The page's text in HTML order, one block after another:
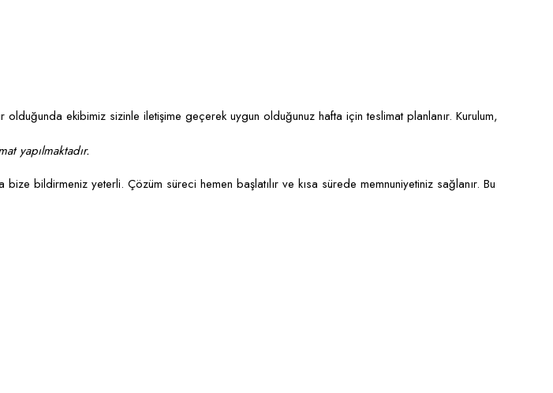
ekibimiz sizinle iletişime geçerek uygun olduğunuz hafta için teslimat planlanır. Kurulum,
yapılmaktadır.
bize bildirmeniz yeterli. Çözüm süreci hemen başlatılır ve kısa sürede memnuniyetiniz sağlanır. Bu